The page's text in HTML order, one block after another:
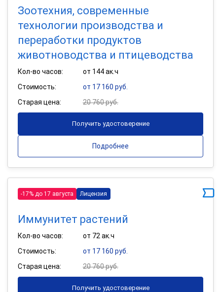
Зоотехния, современные
технологии производства и
переработки продуктов
животноводства и птицеводства
Кол-во часов:
от 144 ак.ч
Стоимость:
от 17 160 руб.
Старая цена:
20 760 руб.
Получить удостоверение
Подробнее
-17% до 17 августа Лицензия
Иммунитет растений
Кол-во часов:
от 72 ак.ч
Стоимость:
от 17 160 руб.
Старая цена:
20 760 руб.
Получить удостоверение